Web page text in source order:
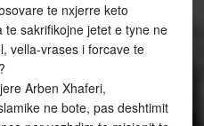
te nxjerre keto
sakrifikojne jetet e tyne ne
vella-vrases i forcave te
Arben Xhaferi,
ne bote, pas deshtimit